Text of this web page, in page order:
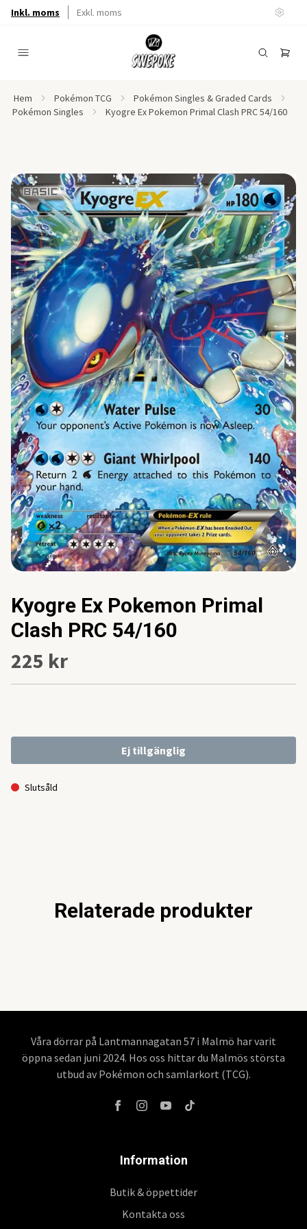
Inkl. moms Exkl. moms
Hem Pokémon TCG
Pokémon Singles & Graded Cards
Pokémon Singles
Kyogre Ex Pokemon Primal Clash PRC 54/160
Kyogre Ex Pokemon Primal
Clash PRC 54/160
225 kr
Ej tillgänglig
Slutsåld
Relaterade produkter
Våra dörrar på Lantmannagatan 57 i Malmö har varit
öppna sedan juni 2024. Hos oss hittar du Malmös största
utbud av Pokémon och samlarkort (TCG).
Information
Butik & öppettider
Kontakta oss